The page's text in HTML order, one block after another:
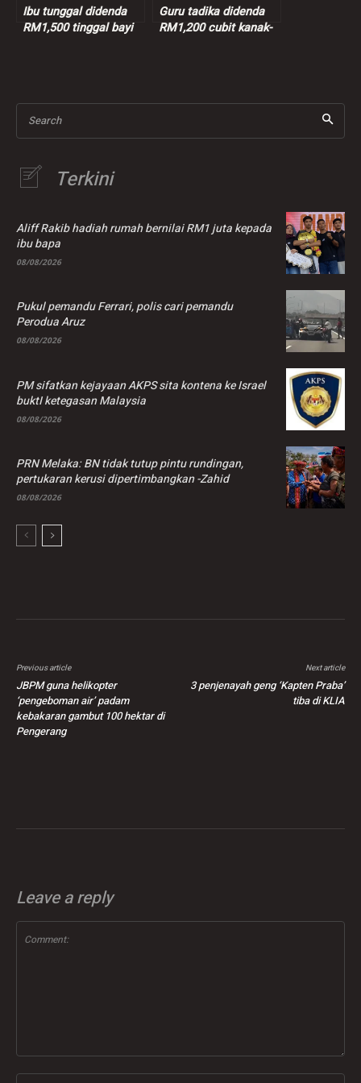
Ibu tunggal didenda
RM1,500 tinggal bayi
Guru tadika didenda
RM1,200 cubit kanak-
Search
Terkini
Aliff Rakib hadiah rumah bernilai RM1 juta kepada
ibu bapa
08/08/2026
Pukul pemandu Ferrari, polis cari pemandu
Perodua Aruz
08/08/2026
PM sifatkan kejayaan AKPS sita kontena ke Israel
buktI ketegasan Malaysia
08/08/2026
PRN Melaka: BN tidak tutup pintu rundingan,
pertukaran kerusi dipertimbangkan -Zahid
08/08/2026
Previous article
JBPM guna helikopter
‘pengeboman air’ padam
kebakaran gambut 100 hektar di
Pengerang
Next article
3 penjenayah geng ‘Kapten Praba’
tiba di KLIA
Leave a reply